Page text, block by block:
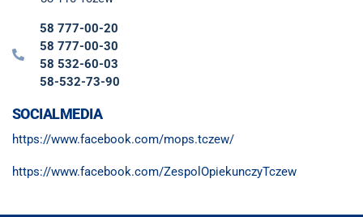
58 777-00-20
58 777-00-30
58 532-60-03
58-532-73-90
SOCIALMEDIA
https://www.facebook.com/mops.tczew/
https://www.facebook.com/ZespolOpiekunczyTczew